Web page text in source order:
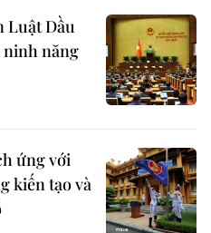
Luật Dầu
ninh năng
ứng với
kiến tạo và